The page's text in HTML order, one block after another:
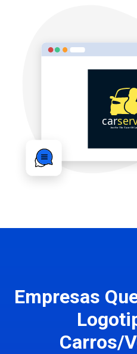
Empresas
Carros/